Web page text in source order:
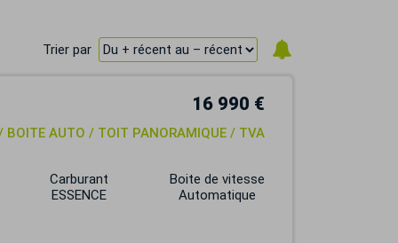
Trier par
16 990 €
AUTO / TOIT PANORAMIQUE / TVA
Carburant
ESSENCE
Boite de vitesse
Automatique